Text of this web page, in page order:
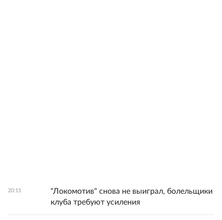
20:11
"Локомотив" снова не выиграл, болельщики
клуба требуют усиления